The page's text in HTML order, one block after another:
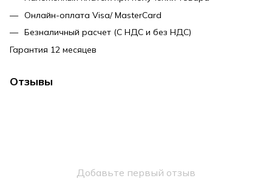
Онлайн-оплата Visa/ MasterCard
Безналичный расчет (С НДС и без НДС)
Гарантия 12 месяцев
Отзывы
Добавьте первый отзыв